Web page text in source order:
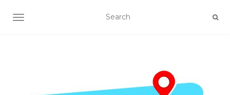
TOGGLE NAVIGATION